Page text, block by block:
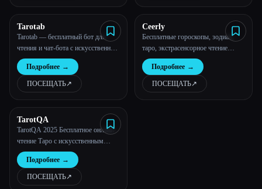
Tarotab
Tarotab — бесплатный бот для
чтения и чат-бота с искусственным
интеллектом | Точная информация
о Таро онлайн
Подробнее →
ПОСЕЩАТЬ↗︎
Ceerly
Бесплатные гороскопы, зодиак,
таро, экстрасенсорное чтение
онлайн | Celerly
Подробнее →
ПОСЕЩАТЬ↗︎
TarotQA
TarotQA 2025 Бесплатное онлайн-
чтение Таро с искусственным
интеллектом
Подробнее →
ПОСЕЩАТЬ↗︎